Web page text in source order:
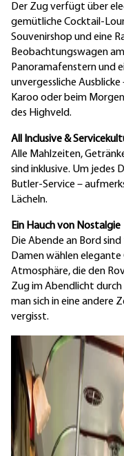
Der Zug verfügt über
gemütliche Cocktail-
Souvenirshop und eine
Beobachtungswagen
Panoramafenstern und
unvergessliche
Karoo oder beim
des Highveld.
All Inclusive &
Alle Mahlzeiten,
sind inklusive. Um jedes
Butler-Service –
Lächeln.
Ein Hauch von Nostalgie
Die Abende an Bord
Damen wählen
Atmosphäre, die den
Zug im Abendlicht
man sich in eine andere
vergisst.